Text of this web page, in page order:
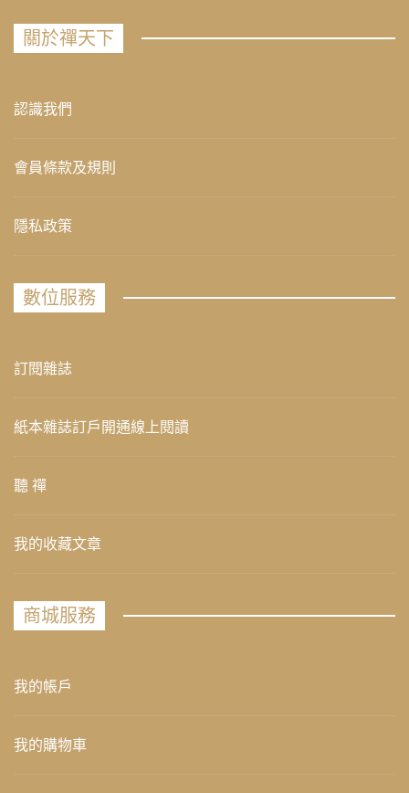
關於禪天下
認識我們
會員條款及規則
隱私政策
數位服務
訂閱雜誌
紙本雜誌訂戶開通線上閱讀
聽 禪
我的收藏文章
商城服務
我的帳戶
我的購物車